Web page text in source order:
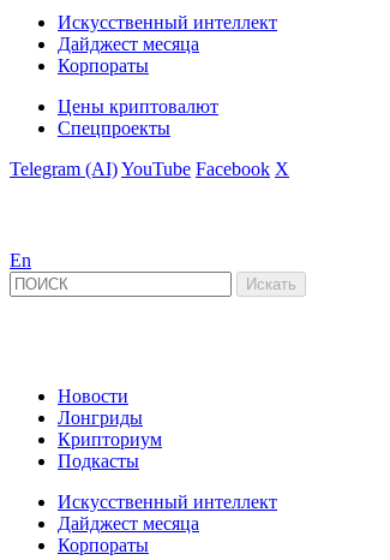
Искусственный интеллект
Дайджест месяца
Корпораты
Цены криптовалют
Спецпроекты
Telegram (AI)YouTube Facebook X
En
Новости
Лонгриды
Крипториум
Подкасты
Искусственный интеллект
Дайджест месяца
Корпораты